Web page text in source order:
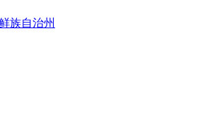
族自治州